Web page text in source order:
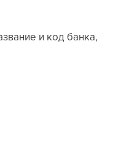
и код банка,